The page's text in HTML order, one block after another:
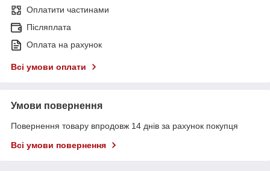
Оплатити частинами
Післяплата
Оплата на рахунок
Всі умови оплати
Умови повернення
Повернення товару впродовж 14 днів за рахунок покупця
Всі умови повернення